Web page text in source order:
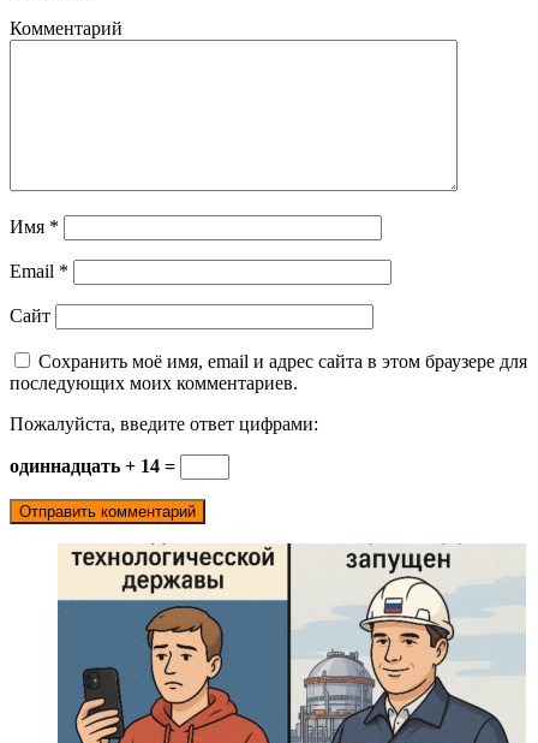
Комментарий
Имя *
Email *
Сайт
Сохранить моё имя, email и адрес сайта в этом браузере для
последующих моих комментариев.
Пожалуйста, введите ответ цифрами:
одиннадцать + 14 =